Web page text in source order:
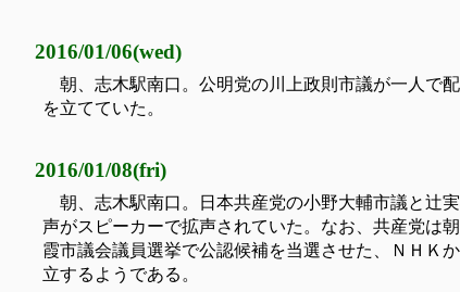
2016/01/06(wed)
朝、志木駅南口。公明党の川上政則市議が一人で
を立てていた。
2016/01/08(fri)
朝、志木駅南口。日本共産党の小野大輔市議と辻
声がスピーカーで拡声されていた。なお、共産党は
霞市議会議員選挙で公認候補を当選させた、ＮＨＫ
立するようである。